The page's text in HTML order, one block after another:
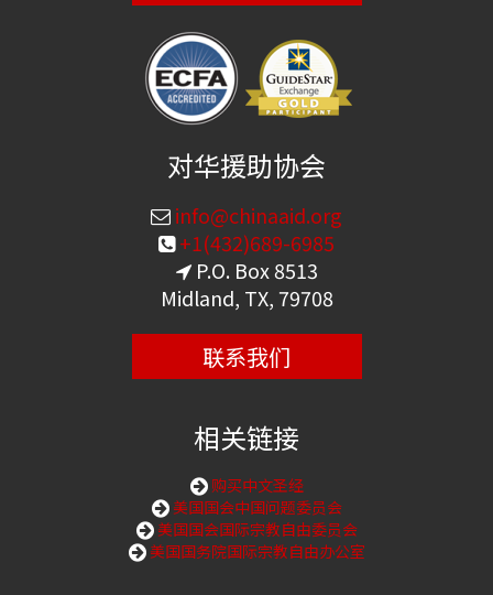
对华援助协会
info@chinaaid.org
+1(432)689-6985
P.O. Box 8513
Midland, TX, 79708
联系我们
相关链接
购买中文圣经
美国国会中国问题委员会
美国国会国际宗教自由委员会
美国国务院国际宗教自由办公室